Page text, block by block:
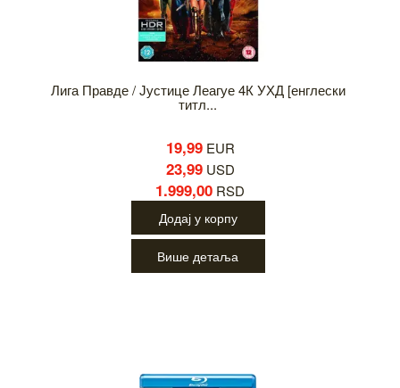
Лига Правде / Јустице Леагуе 4К УХД [енглески
титл...
19,99EUR
23,99USD
1.999,00 RSD
Додај у корпу
Више детаља